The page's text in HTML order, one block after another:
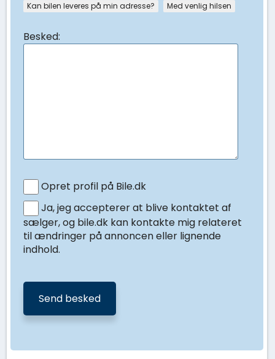
Kan bilen leveres på min adresse?
Med venlig hilsen
Besked:
Opret profil på Bile.dk
Ja, jeg accepterer at blive kontaktet af
sælger, og bile.dk kan kontakte mig relateret
til ændringer på annoncen eller lignende
indhold.